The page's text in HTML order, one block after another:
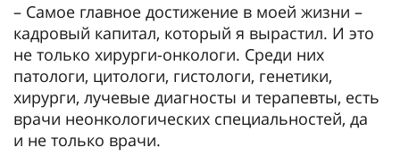
– Самое главное достижение в моей жизни –
кадровый капитал, который я вырастил. И это
не только хирурги-онкологи. Среди них
патологи, цитологи, гистологи, генетики,
хирурги, лучевые диагносты и терапевты, есть
врачи неонкологических специальностей, да
и не только врачи.